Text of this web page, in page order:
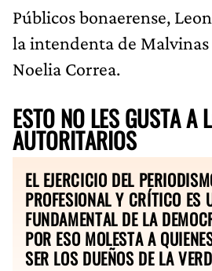
Públicos bonaerense,
la intendenta de
Noelia Correa.
ESTO NO LES GUSTA A
AUTORITARIOS
EL EJERCICIO DEL
PROFESIONAL Y CRÍTICO ES
FUNDAMENTAL DE LA
POR ESO MOLESTA A
SER LOS DUEÑOS DE LA